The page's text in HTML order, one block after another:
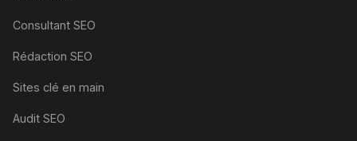
Consultant SEO
Rédaction SEO
Sites clé en main
Audit SEO